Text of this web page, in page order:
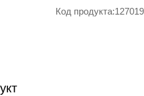
Код продукта:127019